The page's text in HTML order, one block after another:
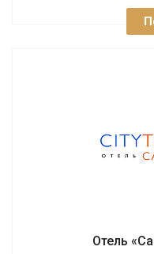
Отель